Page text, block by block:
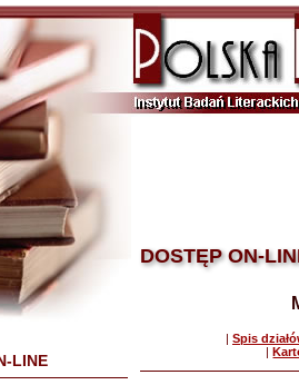
LINE
DOSTĘP ON-
| Spis
|